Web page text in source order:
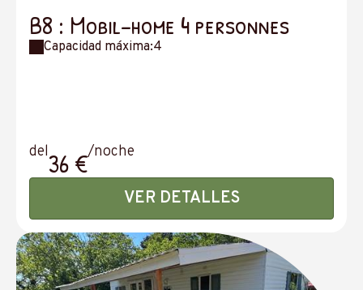
B8 : Mobil-home 4 personnes
Capacidad máxima:4
del36 €/noche
VER DETALLES